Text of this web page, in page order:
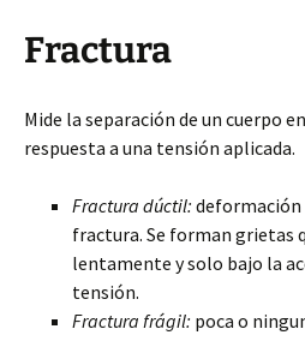
Fractura
Mide la separación de un cuerpo
respuesta a una tensión aplicada.
Fractura dúctil: deformación
fractura. Se forman grietas
lentamente y solo bajo la
tensión.
Fractura frágil: poca o